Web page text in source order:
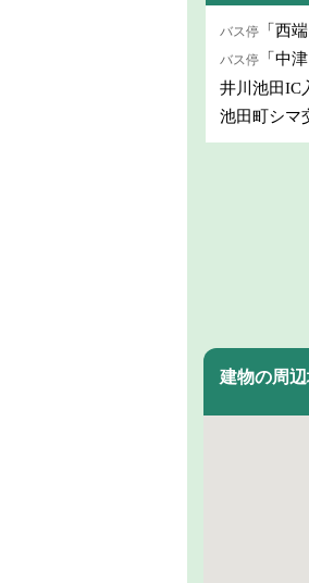
バス停 「西端
バス停 「中
井川池田IC
池田町シマ
建物の周辺